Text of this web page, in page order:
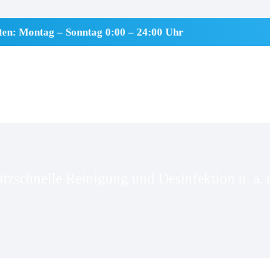
Montag – Sonntag 0:00 – 24:00 Uhr
Reinigung und Desinfektion u. a.